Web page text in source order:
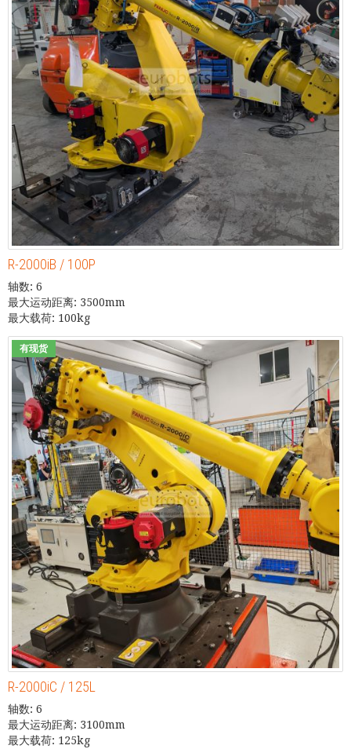
R-2000iB / 100P
轴数: 6
最大运动距离: 3500mm
最大载荷: 100kg
有现货
R-2000iC / 125L
轴数: 6
最大运动距离: 3100mm
最大载荷: 125kg